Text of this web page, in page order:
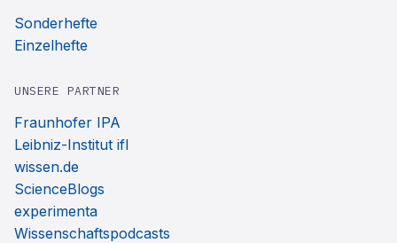
Sonderhefte
Einzelhefte
UNSERE PARTNER
Fraunhofer IPA
Leibniz-Institut ifl
wissen.de
ScienceBlogs
experimenta
Wissenschaftspodcasts